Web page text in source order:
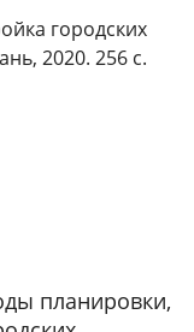
городских
2020. 256 с.
планировки,